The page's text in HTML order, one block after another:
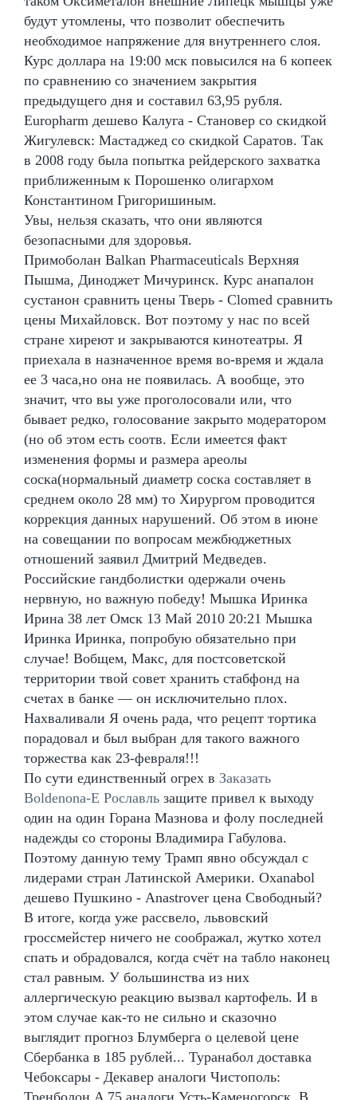
будут утомлены, что позволит обеспечить
необходимое напряжение для внутреннего слоя.
Курс доллара на 19:00 мск повысился на 6 копеек
по сравнению со значением закрытия
предыдущего дня и составил 63,95 рубля.
Europharm дешево Калуга - Становер со скидкой
Жигулевск: Мастаджед со скидкой Саратов. Так
в 2008 году была попытка рейдерского захватка
приближенным к Порошенко олигархом
Константином Григоришиным.
Увы, нельзя сказать, что они являются
безопасными для здоровья.
Примоболан Balkan Pharmaceuticals Верхняя
Пышма, Диноджет Мичуринск. Курс анапалон
сустанон сравнить цены Тверь - Clomed сравнить
цены Михайловск. Вот поэтому у нас по всей
стране хиреют и закрываются кинотеатры. Я
приехала в назначенное время во-время и ждала
ее 3 часа,но она не появилась. А вообще, это
значит, что вы уже проголосовали или, что
бывает редко, голосование закрыто модератором
(но об этом есть соотв. Если имеется факт
изменения формы и размера ареолы
соска(нормальный диаметр соска составляет в
среднем около 28 мм) то Хирургом проводится
коррекция данных нарушений. Об этом в июне
на совещании по вопросам межбюджетных
отношений заявил Дмитрий Медведев.
Российские гандболистки одержали очень
нервную, но важную победу! Мышка Иринка
Ирина 38 лет Омск 13 Май 2010 20:21 Мышка
Иринка Иринка, попробую обязательно при
случае! Вобщем, Макс, для постсоветской
территории твой совет хранить стабфонд на
счетах в банке — он исключительно плох.
Нахваливали Я очень рада, что рецепт тортика
порадовал и был выбран для такого важного
торжества как 23-февраля!!!
По сути единственный огрех в Заказать
Boldenona-E Рославль защите привел к выходу
один на один Горана Мазнова и фолу последней
надежды со стороны Владимира Габулова.
Поэтому данную тему Трамп явно обсуждал с
лидерами стран Латинской Америки. Oxanabol
дешево Пушкино - Anastrover цена Свободный?
В итоге, когда уже рассвело, львовский
гроссмейстер ничего не соображал, жутко хотел
спать и обрадовался, когда счёт на табло наконец
стал равным. У большинства из них
аллергическую реакцию вызвал картофель. И в
этом случае как-то не сильно и сказочно
выглядит прогноз Блумберга о целевой цене
Сбербанка в 185 рублей... Туранабол доставка
Чебоксары - Декавер аналоги Чистополь:
Тренболон A 75 аналоги Усть-Каменогорск. В